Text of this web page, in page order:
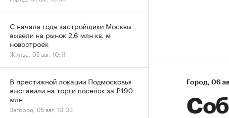
Город⁠, 06
С начала года застройщики Москвы
вывели на рынок 2,6 млн кв. м
новостроек
Жилье, 05 авг, 10:11
В престижной локации Подмосковья
выставили на торги поселок за ₽190
млн
Загород, 05 авг, 10:03